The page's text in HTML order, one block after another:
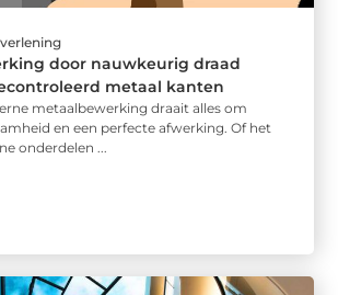
door nauwkeurig draad
metaal kanten
metaalbewerking draait alles om
en een perfecte afwerking. Of het
onderdelen ...